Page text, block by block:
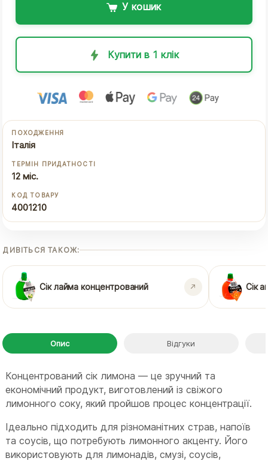
У кошик
Купити в 1 клік
ПОХОДЖЕННЯ
Італія
ТЕРМІН ПРИДАТНОСТІ
12 міс.
КОД ТОВАРУ
4001210
ДИВІТЬСЯ ТАКОЖ:
Сік лайма концентрований Сік
Опис Відгуки
Концентрований сік лимона — це зручний та
економічний продукт, виготовлений із свіжого
лимонного соку, який пройшов процес концентрації.
Ідеально підходить для різноманітних страв, напоїв
та соусів, що потребують лимонного акценту. Його
використовують для лимонадів, смузі, соусів,